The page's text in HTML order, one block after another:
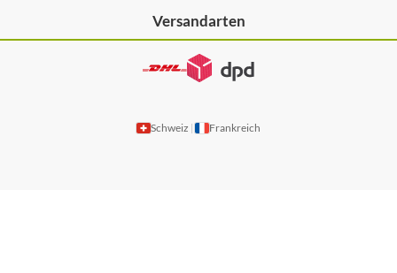
Versandarten
Schweiz Frankreich